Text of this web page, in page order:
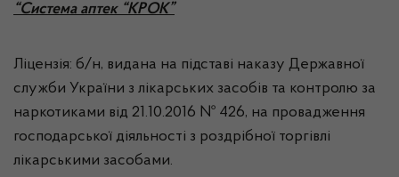
“Система аптек “КРОК”
Ліцензія: б/н, видана на підставі наказу Державної
служби України з лікарських засобів та контролю за
наркотиками від 21.10.2016 № 426, на провадження
господарської діяльності з роздрібної торгівлі
лікарськими засобами.